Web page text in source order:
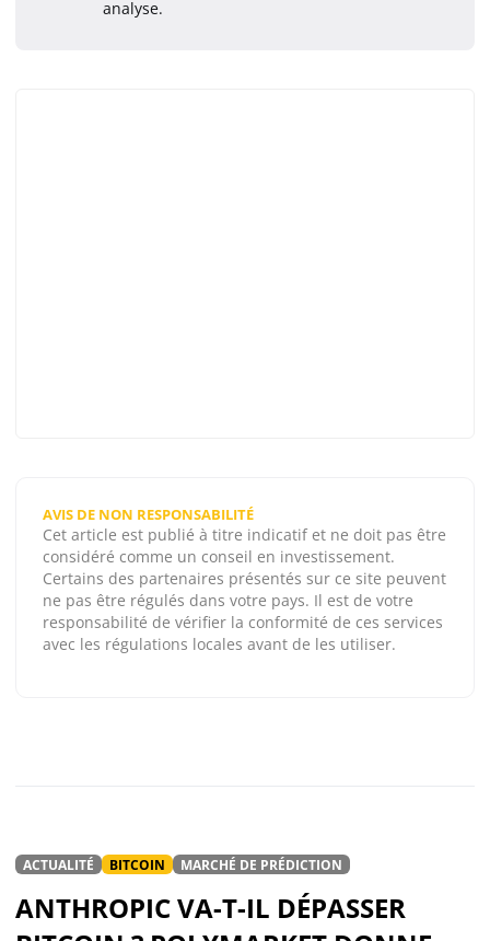
analyse.
AVIS DE NON RESPONSABILITÉ
Cet article est publié à titre indicatif et ne doit pas être
considéré comme un conseil en investissement.
Certains des partenaires présentés sur ce site peuvent
ne pas être régulés dans votre pays. Il est de votre
responsabilité de vérifier la conformité de ces services
avec les régulations locales avant de les utiliser.
ACTUALITÉ BITCOIN MARCHÉ DE PRÉDICTION
ANTHROPIC VA-T-IL DÉPASSER